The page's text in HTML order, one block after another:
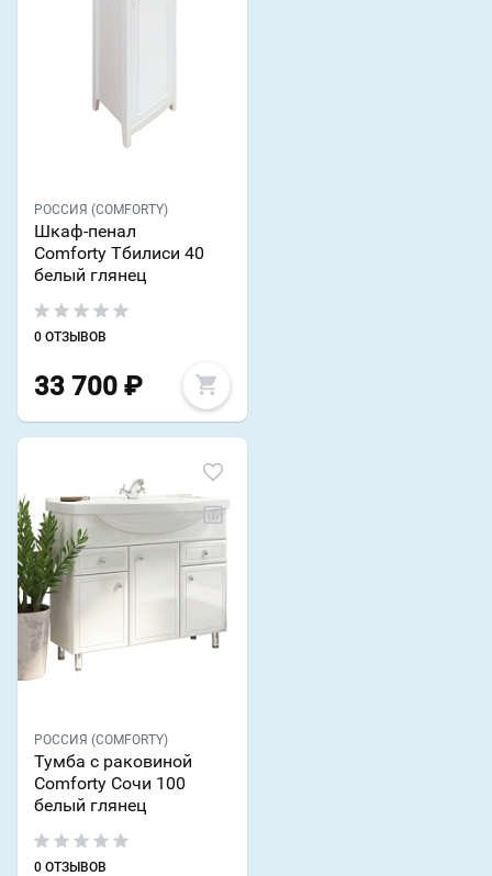
РОССИЯ (COMFORTY)
Шкаф-пенал
Comforty Тбилиси 40
белый глянец
0 ОТЗЫВОВ
33 700 ₽
РОССИЯ (COMFORTY)
Тумба с раковиной
Comforty Сочи 100
белый глянец
0 ОТЗЫВОВ